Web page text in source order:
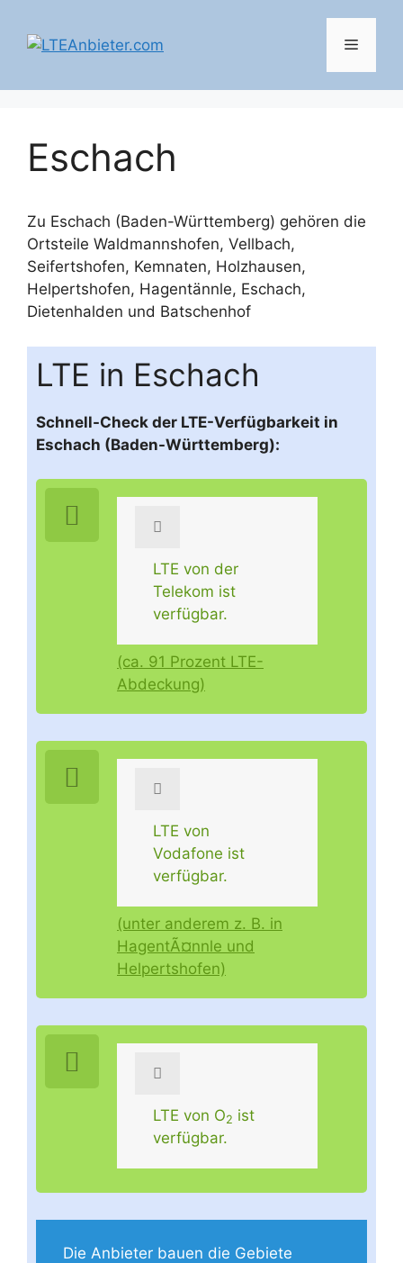
Inhalt
springen
Menü
Eschach
Zu Eschach (Baden-Württemberg) gehören die
Ortsteile Waldmannshofen, Vellbach,
Seifertshofen, Kemnaten, Holzhausen,
Helpertshofen, Hagentännle, Eschach,
Dietenhalden und Batschenhof
LTE in Eschach
Schnell-Check der LTE-Verfügbarkeit in
Eschach (Baden-Württemberg):
LTE von der
Telekom ist
verfügbar.
(ca. 91 Prozent LTE-
Abdeckung)
LTE von
Vodafone ist
verfügbar.
(unter anderem z. B. in
HagentÃ¤nnle und
Helpertshofen)
LTE von O2 ist
verfügbar.
Die Anbieter bauen die Gebiete